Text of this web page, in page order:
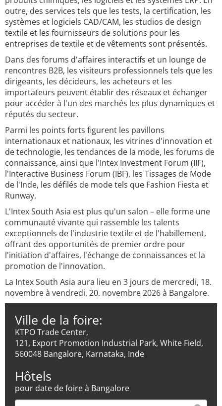
outre, des services tels que les tests, la certification, les
systèmes et logiciels CAD/CAM, les studios de design
textile et les fournisseurs de solutions pour les
entreprises de textile et de vêtements sont présentés.
Dans des forums d'affaires interactifs et un lounge de
rencontres B2B, les visiteurs professionnels tels que les
dirigeants, les décideurs, les acheteurs et les
importateurs peuvent établir des réseaux et échanger
pour accéder à l'un des marchés les plus dynamiques et
réputés du secteur.
Parmi les points forts figurent les pavillons
internationaux et nationaux, les vitrines d'innovation et
de technologie, les tendances de la mode, les forums de
connaissance, ainsi que l'Intex Investment Forum (IIF),
l'Interactive Business Forum (IBF), les Tissages de Mode
de l'Inde, les défilés de mode tels que Fashion Fiesta et
Runway.
L'Intex South Asia est plus qu'un salon – elle forme une
communauté vivante qui rassemble les talents
exceptionnels de l'industrie textile et de l'habillement,
offrant des opportunités de premier ordre pour
l'initiation d'affaires, l'échange de connaissances et la
promotion de l'innovation.
La Intex South Asia aura lieu en 3 jours de mercredi, 18.
novembre à vendredi, 20. novembre 2026 à Bangalore.
Ville de la foire:
KTPO Trade Center,
121, Export Promotion Industrial Park, White Field,
560048 Bangalore, Karnataka, Inde
Hôtels
pour date de foire à Bangalore